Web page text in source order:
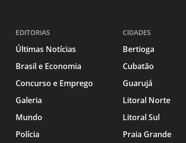
EDITORIAS
Últimas Notícias
Brasil e Economia
Concurso e Emprego
Galeria
Mundo
Polícia
CIDADES
Bertioga
Cubatão
Guarujá
Litoral Norte
Litoral Sul
Praia Grande